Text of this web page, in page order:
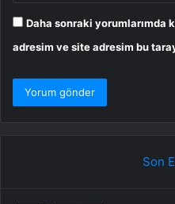
Daha sonraki yorumlarımda
adresim ve site adresim bu
Son